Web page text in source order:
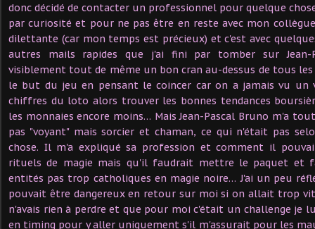
donc décidé de contacter un professionnel pour quelque
par curiosité et pour ne pas être en reste avec mon
dilettante (car mon temps est précieux) et c'est avec
autres mails rapides que j'ai fini par tomber sur Jean-
visiblement tout de même un bon cran au-dessus de tous
le but du jeu en pensant le coincer car on a jamais vu un
chiffres du loto alors trouver les bonnes tendances
les monnaies encore moins… Mais Jean-Pascal Bruno m'a
pas "voyant" mais sorcier et chaman, ce qui n'était pas
chose. Il m'a expliqué sa profession et comment il
rituels de magie mais qu'il faudrait mettre le paquet et
entités pas trop catholiques en magie noire… J'ai un peu
pouvait être dangereux en retour sur moi si on allait trop
n'avais rien à perdre et que pour moi c'était un challenge je
en timing pour y aller uniquement s'il m'assurait pour les